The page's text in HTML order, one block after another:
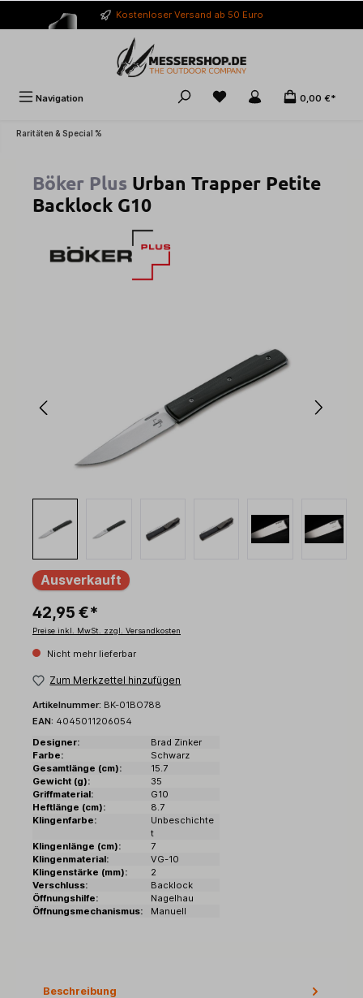
Kostenloser Versand ab 50 Euro
Navigation 0,00 €*
Raritäten & Special %
Böker Plus Urban Trapper Petite
Backlock G10
Ausverkauft
42,95 €*
Preise inkl. MwSt. zzgl. Versandkosten
Nicht mehr lieferbar
Zum Merkzettel hinzufügen
Artikelnummer: BK-01BO788
EAN: 4045011206054
Designer:
Brad Zinker
Farbe:
Schwarz
Gesamtlänge (cm):
15.7
Gewicht (g):
35
Griffmaterial:
G10
Heftlänge (cm):
8.7
Klingenfarbe:
Unbeschichte
t
Klingenlänge (cm):
7
Klingenmaterial:
VG-10
Klingenstärke (mm):
2
Verschluss:
Backlock
Öffnungshilfe:
Nagelhau
Öffnungsmechanismus:
Manuell
Beschreibung